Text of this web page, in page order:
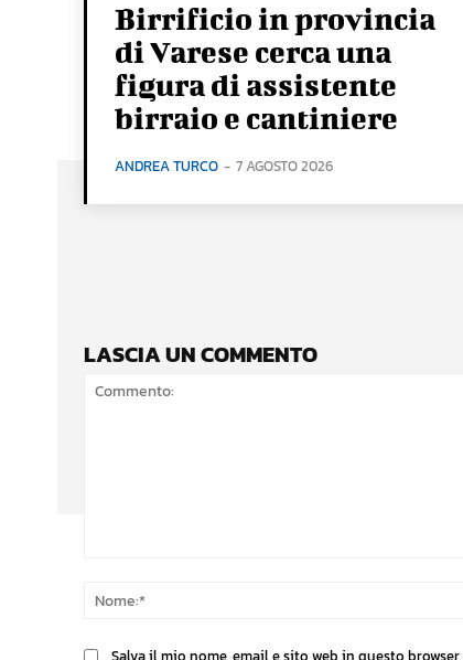
Birrificio in provincia
di Varese cerca una
figura di assistente
birraio e cantiniere
ANDREA TURCO - 7 AGOSTO 2026
LASCIA UN COMMENTO